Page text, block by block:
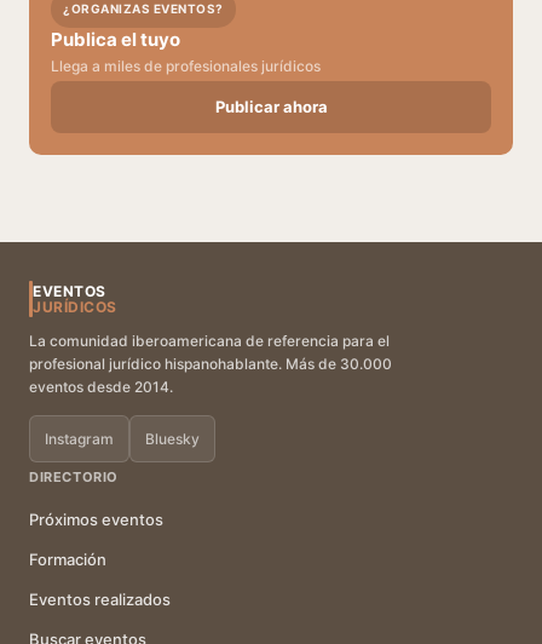
¿ORGANIZAS EVENTOS?
Publica el tuyo
Llega a miles de profesionales jurídicos
Publicar ahora
EVENTOS
JURÍDICOS
La comunidad iberoamericana de referencia para el
profesional jurídico hispanohablante. Más de 30.000
eventos desde 2014.
Instagram Bluesky
DIRECTORIO
Próximos eventos
Formación
Eventos realizados
Buscar eventos